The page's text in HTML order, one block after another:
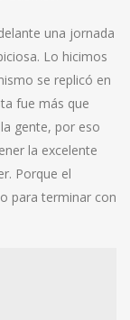
una jornada
Lo hicimos
se replicó en
fue más que
gente, por eso
la excelente
Porque el
para terminar con